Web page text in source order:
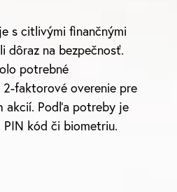
s citlivými finančnými
dôraz na bezpečnosť.
potrebné
faktorové overenie pre
akcií. Podľa potreby je
kód či biometriu.